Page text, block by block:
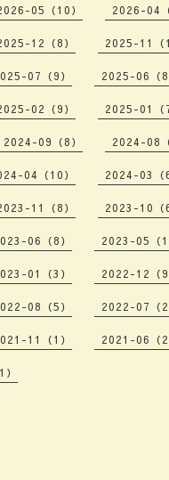
05（10） 2026-04（
12（8） 2025-11（
07（9） 2025-06（8
02（9） 2025-01（7
2024-09（8） 2024-08（
04（10） 2024-03（6
11（8） 2023-10（6
06（8） 2023-05（
01（3） 2022-12（9
08（5） 2022-07（2
11（1） 2021-06（2